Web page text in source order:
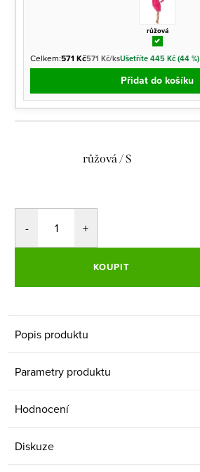
růžová
Celkem:571 Kč571 Kč/ksUšetříte 445 Kč (44 %)
Přidat do košíku
růžová / S
KOUPIT
Popis produktu
Parametry produktu
Hodnocení
Diskuze